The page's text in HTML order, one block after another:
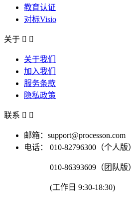
教育认证
对标Visio
关于  
关于我们
加入我们
服务条款
隐私政策
联系  
邮箱：support@processon.com
电话：
010-82796300（个人版）
010-86393609（团队版）
(工作日 9:30-18:30)